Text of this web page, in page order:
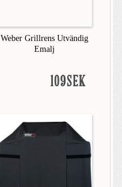
Weber Grillrens Utvändig
Emalj
109SEK